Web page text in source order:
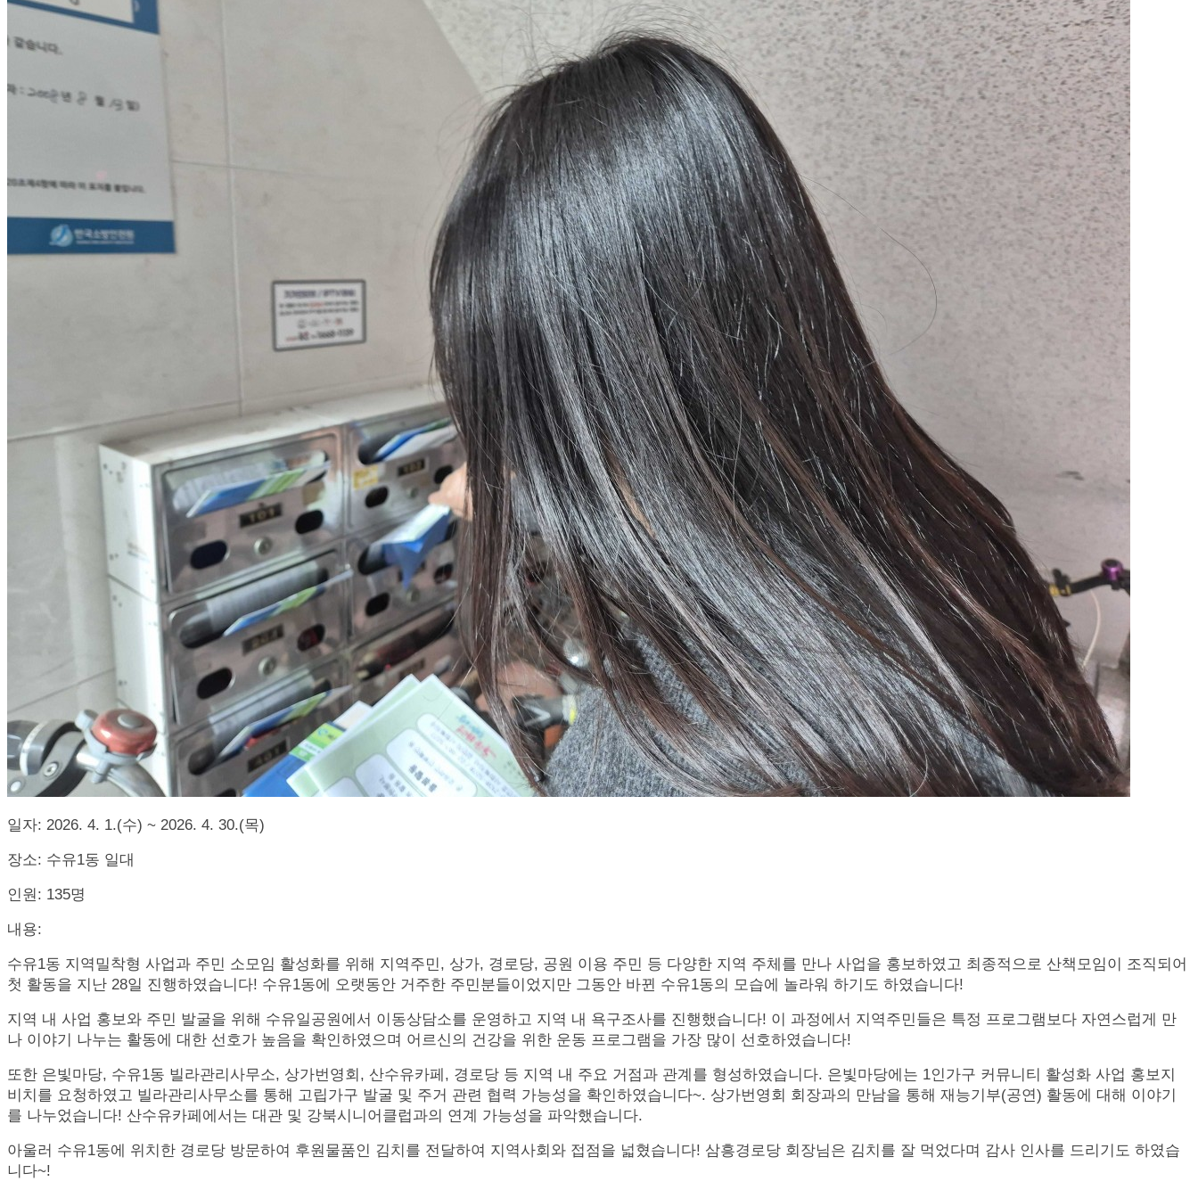
일자: 2026. 4. 1.(수) ~ 2026. 4. 30.(목)
장소: 수유1동 일대
인원 : 135명
내용:
수유1동 지역밀착형 사업과 주민 소모임 활성화를 위해 지역주민, 상가, 경로당, 공원 이용 주민 등 다양한 지역 주체를 만나 사업을 홍보하였고 최종적으로 산책모임이 조직되어
첫 활동을 지난 28일 진행하였습니다! 수유1동에 오랫동안 거주한 주민분들이었지만 그동안 바뀐 수유1동의 모습에 놀라워 하기도 하였습니다!
지역 내 사업 홍보와 주민 발굴을 위해 수유일공원에서 이동상담소를 운영하고 지역 내 욕구조사를 진행했습니다! 이 과정에서 지역주민들은 특정 프로그램보다 자연스럽게 만
나 이야기 나누는 활동에 대한 선호가 높음을 확인하였으며 어르신의 건강을 위한 운동 프로그램을 가장 많이 선호하였습니다!
또한 은빛마당, 수유1동 빌라관리사무소, 상가번영회 , 산수유카페 , 경로당 등 지역 내 주요 거점과 관계를 형성하였습니다. 은빛마당에는 1인가구 커뮤니티 활성화 사업 홍보지
비치를 요청하였고 빌라관리사무소를 통해 고립가구 발굴 및 주거 관련 협력 가능성을 확인하였습니다~. 상가번영회 회장과의 만남을 통해 재능기부(공연) 활동에 대해 이야기
를 나누었습니다! 산수유카페에서는 대관 및 강북시니어클럽과의 연계 가능성을 파악했습니다.
아울러 수유1동에 위치한 경로당 방문하여 후원물품인 김치를 전달하여 지역사회와 접점을 넓혔습니다! 삼흥경로당 회장님은 김치를 잘 먹었다며 감사 인사를 드리기도 하였습
니다~!